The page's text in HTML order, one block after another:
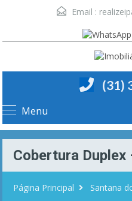
Email :
(31)
Menu
Cobertura Duplex
Página Principal Santana